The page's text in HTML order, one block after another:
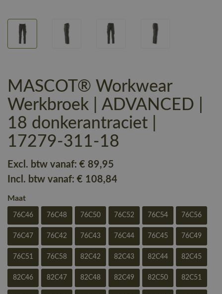
MASCOT® Workwear
Werkbroek | ADVANCED |
18 donkerantraciet |
17279-311-18
Excl. btw vanaf: € 89,95
Incl. btw vanaf: € 108,84
Maat
76C46 76C48 76C50 76C52 76C54 76C56
76C47 76C42 76C43 76C44 76C45 76C49
76C51 76C58 82C42 82C43 82C44 82C45
82C46 82C47 82C48 82C49 82C50 82C51